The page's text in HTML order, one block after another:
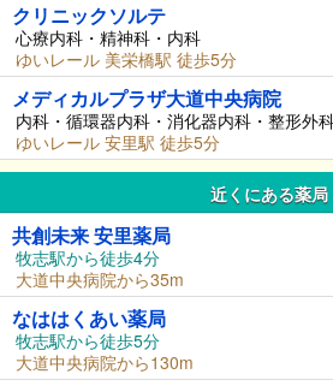
クリニックソルテ
心療内科・精神科・内科
ゆいレール 美栄橋駅 徒歩5分
メディカルプラザ大道中央病院
内科・循環器内科・消化器内科・整形外
ゆいレール 安里駅 徒歩5分
近くにある薬局
共創未来 安里薬局
牧志駅から徒歩4分
大道中央病院から35m
なははくあい薬局
牧志駅から徒歩5分
大道中央病院から130m